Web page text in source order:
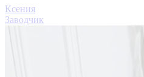
Ксения
Заводчик